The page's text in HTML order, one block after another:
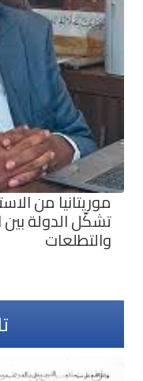
موريتانيا من
تشكّل الدولة بين
والتطلعات